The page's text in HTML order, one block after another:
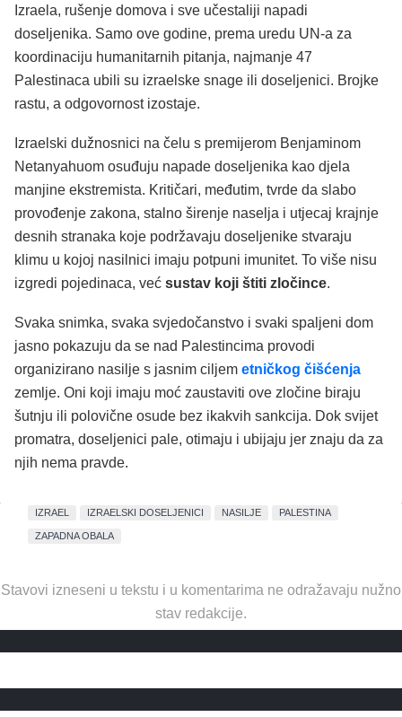
Izraela, rušenje domova i sve učestaliji napadi
doseljenika. Samo ove godine, prema uredu UN-a za
koordinaciju humanitarnih pitanja, najmanje 47
Palestinaca ubili su izraelske snage ili doseljenici. Brojke
rastu, a odgovornost izostaje.
Izraelski dužnosnici na čelu s premijerom Benjaminom
Netanyahuom osuđuju napade doseljenika kao djela
manjine ekstremista. Kritičari, međutim, tvrde da slabo
provođenje zakona, stalno širenje naselja i utjecaj krajnje
desnih stranaka koje podržavaju doseljenike stvaraju
klimu u kojoj nasilnici imaju potpuni imunitet. To više nisu
izgredi pojedinaca, već sustav koji štiti zločince.
Svaka snimka, svaka svjedočanstvo i svaki spaljeni dom
jasno pokazuju da se nad Palestincima provodi
organizirano nasilje s jasnim ciljem etničkog čišćenja
zemlje. Oni koji imaju moć zaustaviti ove zločine biraju
šutnju ili polovične osude bez ikakvih sankcija. Dok svijet
promatra, doseljenici pale, otimaju i ubijaju jer znaju da za
njih nema pravde.
IZRAEL IZRAELSKI DOSELJENICI NASILJE PALESTINA
ZAPADNA OBALA
Stavovi izneseni u tekstu i u komentarima ne odražavaju nužno
stav redakcije.